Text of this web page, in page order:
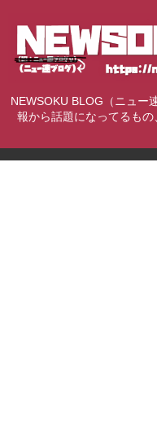
NEWSOKU BLOG（ニュー
報から話題になってるも